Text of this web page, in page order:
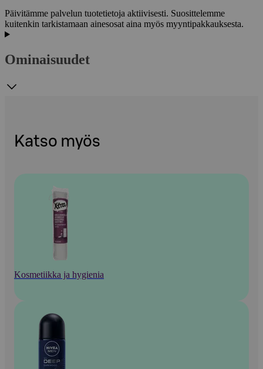
Päivitämme palvelun tuotetietoja aktiivisesti. Suosittelemme
kuitenkin tarkistamaan ainesosat aina myös myyntipakkauksesta.
Ominaisuudet
Katso myös
Kosmetiikka ja hygienia